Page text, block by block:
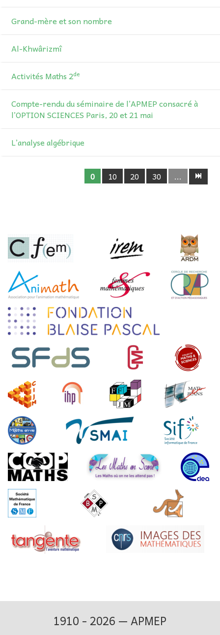
Grand-mère et son nombre
Al-Khwârizmî
Activités Maths 2de
Compte-rendu du séminaire de l’APMEP consacré à
l’OPTION SCIENCES Paris, 20 et 21 mai
L’analyse algébrique
0 10 20 30 ...
1910 - 2026 — APMEP